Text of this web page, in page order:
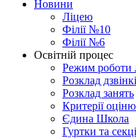
Новини
Ліцею
Філії №10
Філії №6
Освітній процес
Режим роботи
Розклад
Розклад занять
Критерії
Єдина Школа
Гуртки та